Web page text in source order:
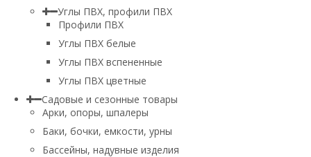
Углы ПВХ, профили ПВХ
Профили ПВХ
Углы ПВХ белые
Углы ПВХ вспененные
Углы ПВХ цветные
Садовые и сезонные товары
Арки, опоры, шпалеры
Баки, бочки, емкости, урны
Бассейны, надувные изделия